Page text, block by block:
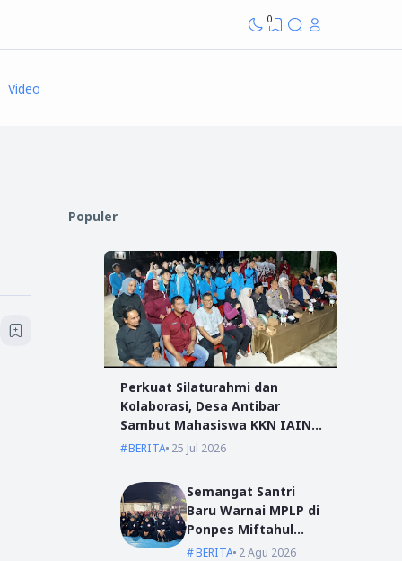
0
Video
Populer
Perkuat Silaturahmi dan
Kolaborasi, Desa Antibar
Sambut Mahasiswa KKN IAIN
Pontianak dan UM Pontianak
BERITA 25 Jul 2026
Semangat Santri
Baru Warnai MPLP di
Ponpes Miftahul
Ulum Kumpai
BERITA 2 Agu 2026